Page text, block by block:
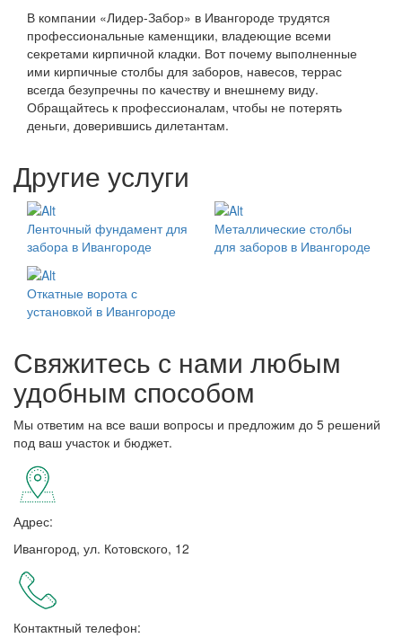
В компании «Лидер-Забор» в Ивангороде трудятся
профессиональные каменщики, владеющие всеми
секретами кирпичной кладки. Вот почему выполненные
ими кирпичные столбы для заборов, навесов, террас
всегда безупречны по качеству и внешнему виду.
Обращайтесь к профессионалам, чтобы не потерять
деньги, доверившись дилетантам.
Другие услуги
Ленточный фундамент для
забора в Ивангороде
Металлические столбы
для заборов в Ивангороде
Откатные ворота с
установкой в Ивангороде
Свяжитесь с нами любым
удобным способом
Мы ответим на все ваши вопросы и предложим до 5 решений
под ваш участок и бюджет.
Адрес:
Ивангород, ул. Котовского, 12
Контактный телефон: